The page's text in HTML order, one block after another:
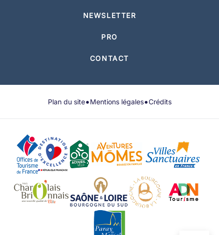
NEWSLETTER
PRO
CONTACT
Plan du site•Mentions légales•Crédits